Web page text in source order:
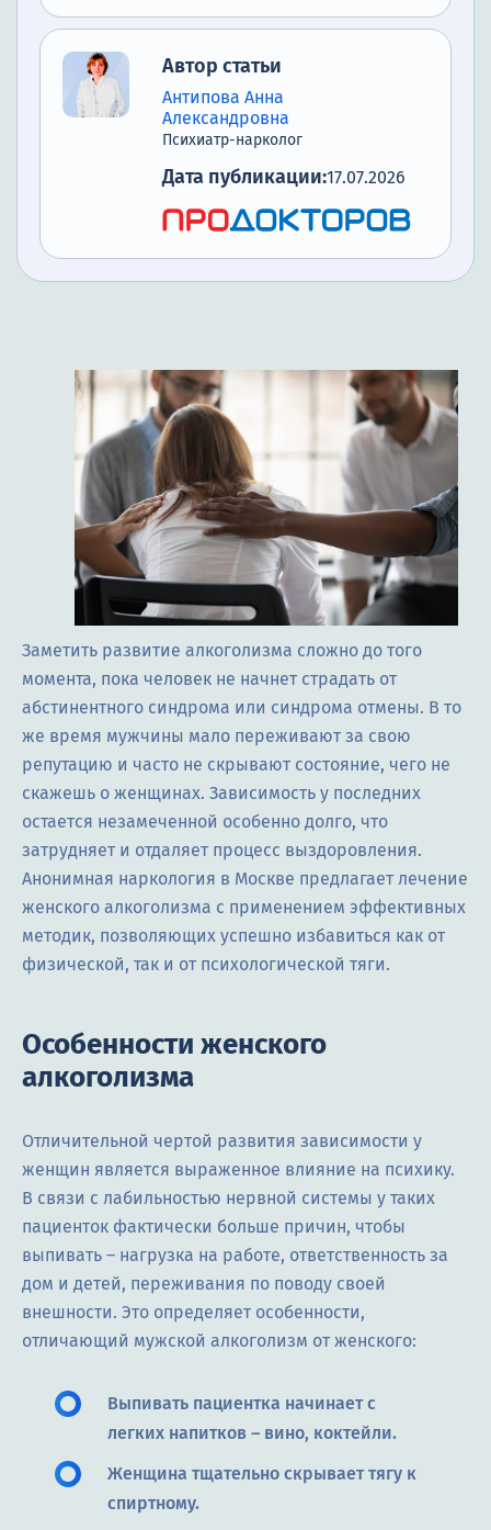
Автор статьи
Антипова Анна
Александровна
Психиатр-нарколог
Дата публикации:17.07.2026
Заметить развитие алкоголизма сложно до того
момента, пока человек не начнет страдать от
абстинентного синдрома или синдрома отмены. В то
же время мужчины мало переживают за свою
репутацию и часто не скрывают состояние, чего не
скажешь о женщинах. Зависимость у последних
остается незамеченной особенно долго, что
затрудняет и отдаляет процесс выздоровления.
Анонимная наркология в Москве предлагает лечение
женского алкоголизма с применением эффективных
методик, позволяющих успешно избавиться как от
физической, так и от психологической тяги.
Особенности женского
алкоголизма
Отличительной чертой развития зависимости у
женщин является выраженное влияние на психику.
В связи с лабильностью нервной системы у таких
пациенток фактически больше причин, чтобы
выпивать – нагрузка на работе, ответственность за
дом и детей, переживания по поводу своей
внешности. Это определяет особенности,
отличающий мужской алкоголизм от женского:
Выпивать пациентка начинает с
легких напитков – вино, коктейли.
Женщина тщательно скрывает тягу к
спиртному.